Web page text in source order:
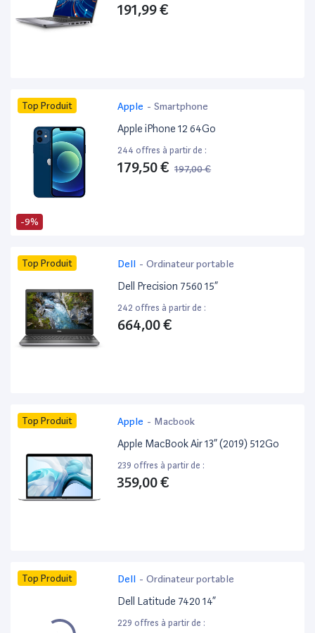
191,99 €
-9%
Top Produit Apple - Smartphone
Apple iPhone 12 64Go
244 offres à partir de :
179,50 € 197,00 €
Top Produit Dell - Ordinateur portable
Dell Precision 7560 15”
242 offres à partir de :
664,00 €
Top Produit Apple - Macbook
Apple MacBook Air 13” (2019) 512Go
239 offres à partir de :
359,00 €
Top Produit Dell - Ordinateur portable
Dell Latitude 7420 14”
229 offres à partir de :